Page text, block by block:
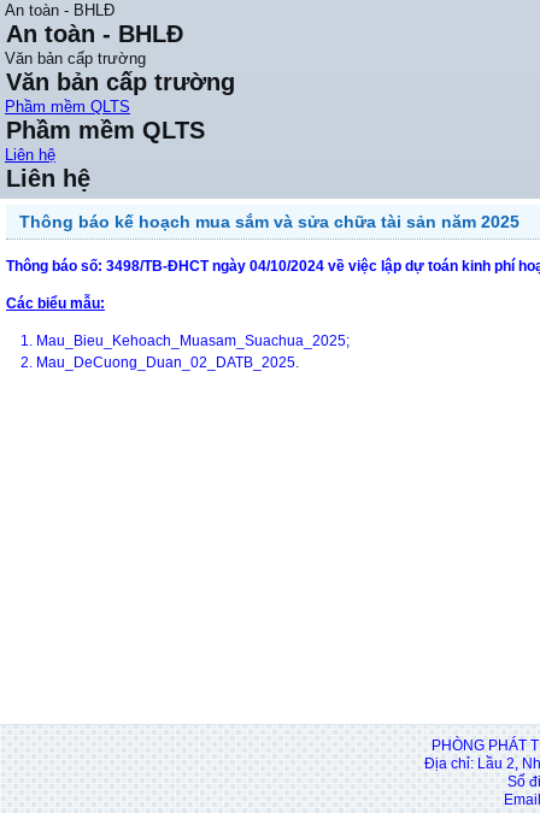
An toàn - BHLĐ
An toàn - BHLĐ
Văn bản cấp trường
Văn bản cấp trường
Phầm mềm QLTS
Phầm mềm QLTS
Liên hệ
Liên hệ
Thông báo kế hoạch mua sắm và sửa chữa tài sản năm 2025
Thông báo số: 3498/TB-ĐHCT ngày 04/10/2024 về việc lập dự toán kinh phí
Các biểu mẫu:
1. Mau_Bieu_Kehoach_Muasam_Suachua_2025;
2. Mau_DeCuong_Duan_02_DATB_2025.
PHÒNG PHÁT
Địa chỉ: Lầu 2,
Số